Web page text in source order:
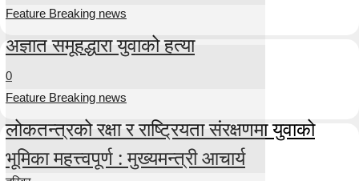
Feature Breaking news
अज्ञात समूहद्धारा युवाको हत्या
0
Feature Breaking news
लोकतन्त्रको रक्षा र राष्ट्रियता संरक्षणमा युवाको
भूमिका महत्त्वपूर्ण : मुख्यमन्त्री आचार्य